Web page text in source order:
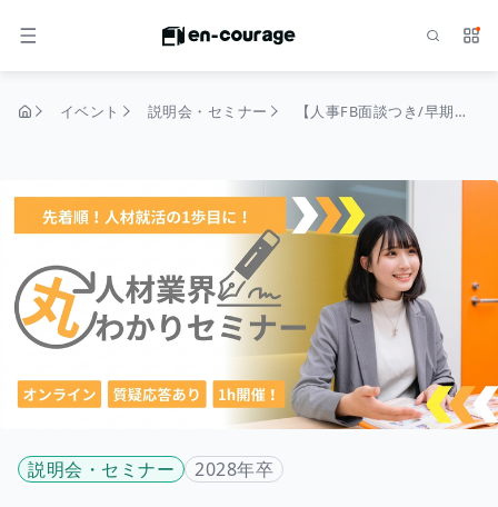
メニュー サ
イベント 説明会・セミナー 【人事FB面談つき/早期選考直結◎】タイパ重視！人材業界”丸わかりセミナー
説明会・セミナー 2028年卒